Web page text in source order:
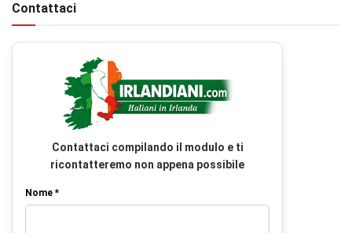
Contattaci
Contattaci compilando il modulo e ti
ricontatteremo non appena possibile
Nome *